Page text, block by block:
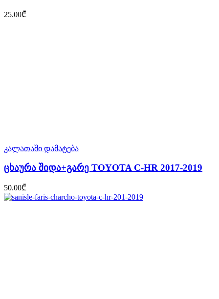
25.00₾
კალათაში დამატება
ცხაურა შიდა+გარე TOYOTA C-HR 2017-2019
50.00₾